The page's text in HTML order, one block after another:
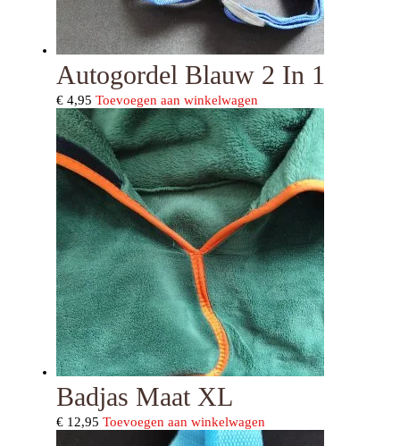
Autogordel Blauw 2 In 1
€ 4,95 Toevoegen aan winkelwagen
Badjas Maat XL
€ 12,95 Toevoegen aan winkelwagen